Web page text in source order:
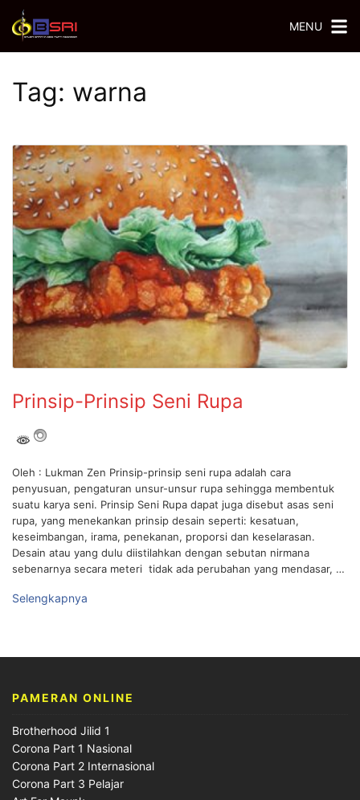
MENU
Tag: warna
Prinsip-Prinsip Seni Rupa
Oleh : Lukman Zen Prinsip-prinsip seni rupa adalah cara
penyusuan, pengaturan unsur-unsur rupa sehingga membentuk
suatu karya seni. Prinsip Seni Rupa dapat juga disebut asas seni
rupa, yang menekankan prinsip desain seperti: kesatuan,
keseimbangan, irama, penekanan, proporsi dan keselarasan.
Desain atau yang dulu diistilahkan dengan sebutan nirmana
sebenarnya secara meteri tidak ada perubahan yang mendasar, …
Selengkapnya
PAMERAN ONLINE
Brotherhood Jilid 1
Corona Part 1 Nasional
Corona Part 2 Internasional
Corona Part 3 Pelajar